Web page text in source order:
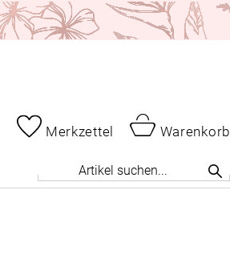
Merkzettel
Warenkorb